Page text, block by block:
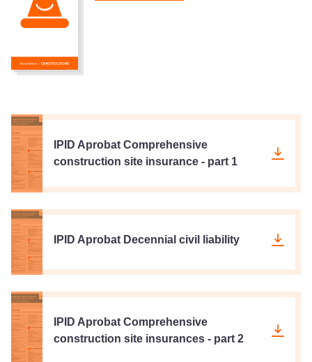
IPID Aprobat Comprehensive
construction site insurance - part 1
IPID Aprobat Decennial civil liability
IPID Aprobat Comprehensive
construction site insurances - part 2